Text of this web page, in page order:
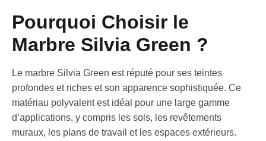
Pourquoi Choisir le
Marbre Silvia Green ?
Le marbre Silvia Green est réputé pour ses teintes
profondes et riches et son apparence sophistiquée. Ce
matériau polyvalent est idéal pour une large gamme
d’applications, y compris les sols, les revêtements
muraux, les plans de travail et les espaces extérieurs.